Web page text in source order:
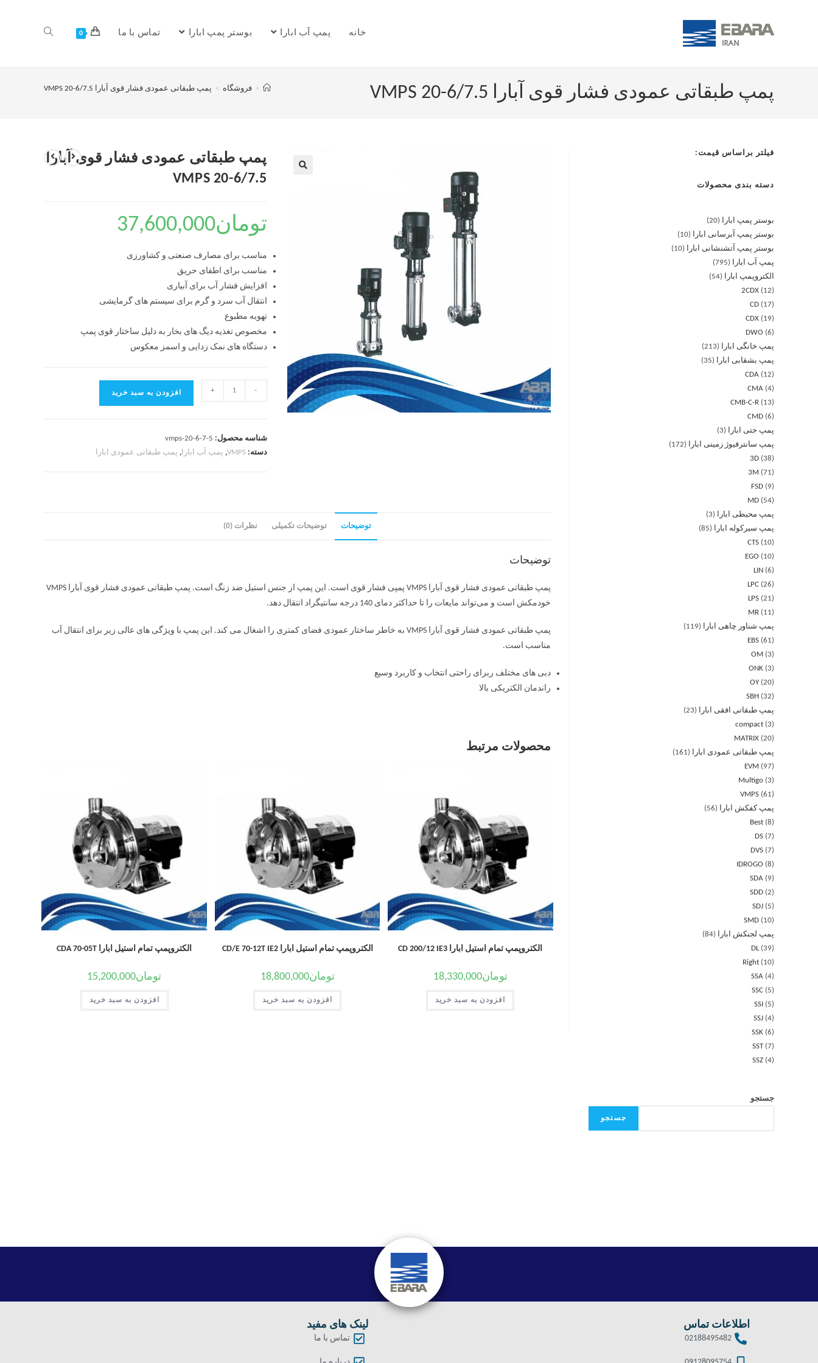
خانه پمپ آب ابارا بوستر پمپ ابارا تماس با ما 0
پمپ طبقاتی عمودی فشار قوی آبارا VMPS 20-6/7.5 > فروشگاه > پمپ طبقاتی عمودی فشار قوی آبارا VMPS 20-6/7.5
پمپ طبقاتی عمودی فشار قوی آبارا
VMPS 20-6/7.5
تومان37,600,000
مناسب برای مصارف صنعتی و کشاورزی
مناسب برای اطفای حریق
افزایش فشار آب برای آبیاری
انتقال آب سرد و گرم برای سیستم های گرمایشی
تهویه مطبوع
مخصوص تغذیه دیگ های بخار به دلیل ساختار قوی پمپ
دستگاه های نمک زدایی و اسمز معکوس
-
+ افزودن به سبد خرید
شناسه محصول: vmps-20-6-7-5
دسته:VMPS
, پمپ آب ابارا, پمپ طبقاتی عمودی ابارا
توضیحات توضیحات تکمیلی نظرات (0)
توضیحات
خودمکش است و می‌تواند مایعات را تا حداکثر دمای 140 درجه سانتیگراد انتقال دهد.
پمپ طبقاتی عمودی فشار قوی آبارا VMPS به خاطر ساختار عمودی فضای کمتری را اشغال می کند. این پمپ با ویژگی های عالی زیر برای انتقال آب
مناسب است.
دبی های مختلف ربرای راحتی انتخاب و کاربرد وسیع
راندمان الکتریکی بالا
محصولات مرتبط
الکتروپمپ تمام استیل ابارا CD 200/12 IE3
تومان18,330,000
افزودن به سبد خرید
الکتروپمپ تمام استیل ابارا CD/E 70-12T IE2
تومان18,800,000
افزودن به سبد خرید
الکتروپمپ تمام استیل ابارا CDA 70-05T
تومان15,200,000
افزودن به سبد خرید
فیلتر براساس قیمت:
دسته بندی محصولات
بوستر پمپ ابارا
20
بوستر پمپ آبرسانی ابارا
10
بوستر پمپ آتشنشانی ابارا
10
پمپ آب ابارا
795
الکتروپمپ ابارا
54
2CDX
12
CD
17
CDX
19
DWO
6
پمپ خانگی ابارا
213
پمپ بشقابی ابارا
35
CDA
12
CMA 4
CMB-C-R
13
CMD 6
پمپ جتی ابارا
3
پمپ سانترفیوژ زمینی ابارا
172
3D 38
3M
71
FSD
9
MD
54
پمپ محیطی ابارا
3
پمپ سیرکوله ابارا
85
CTS
10
EGO
10
LIN 6
LPC 26
LPS 21
MR
11
پمپ شناور چاهی ابارا
119
EBS 61
OM
3
ONK 3
OY 20
SBH 32
پمپ طبقاتی افقی ابارا
23
compact 3
MATRIX 20
پمپ طبقاتی عمودی ابارا
161
EVM
97
Multigo 3
VMPS 61
پمپ کفکش ابارا
56
Best 8
DS 7
DVS 7
IDROGO
8
SDA
9
SDD 2
SDJ
5
SMD
10
پمپ لجنکش ابارا
84
DL 39
Right
10
SSA 4
SSC
5
SSI
5
SSJ 4
SSK 6
SST 7
SSZ 4
جستجو
جستجو
اطلاعات تماس
02188495482
لینک های مفید
تماس با ما